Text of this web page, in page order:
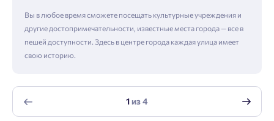
Вы в любое время сможете посещать культурные учреждения и
другие достопримечательности, известные места города — все в
пешей доступности. Здесь в центре города каждая улица имеет
свою историю.
1из4